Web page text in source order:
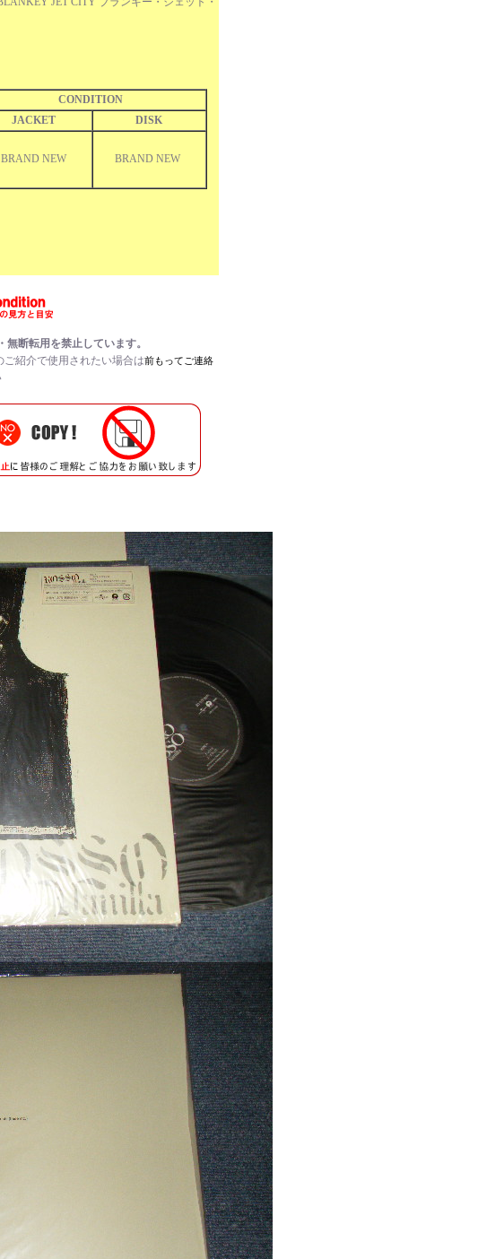
CONDITION
JACKET
DISK
BRAND NEW
BRAND NEW
無断転用を禁止しています。
紹介で使用されたい場合は前もってご連絡